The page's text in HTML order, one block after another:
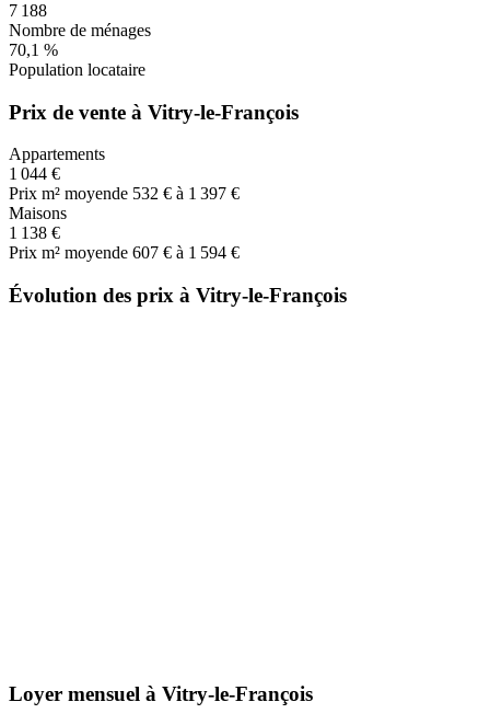
7 188
Nombre de ménages
70,1 %
Population locataire
Prix de vente à Vitry-le-François
Appartements
1 044 €
Prix m² moyende 532 € à 1 397 €
Maisons
1 138 €
Prix m² moyende 607 € à 1 594 €
Évolution des prix à Vitry-le-François
Loyer mensuel à Vitry-le-François